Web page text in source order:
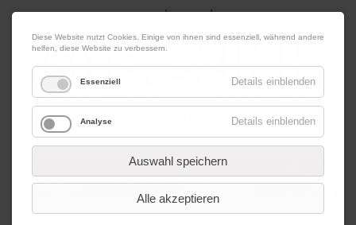
08. August 2026 Impressum|Kontakt|Datenschutz
Werbung
Diese Website nutzt Cookies. Einige von ihnen sind essenziell, während andere
helfen, diese Website zu verbessern.
Essenziell Details einblenden
Analyse Details einblenden
Auswahl speichern
Alle akzeptieren